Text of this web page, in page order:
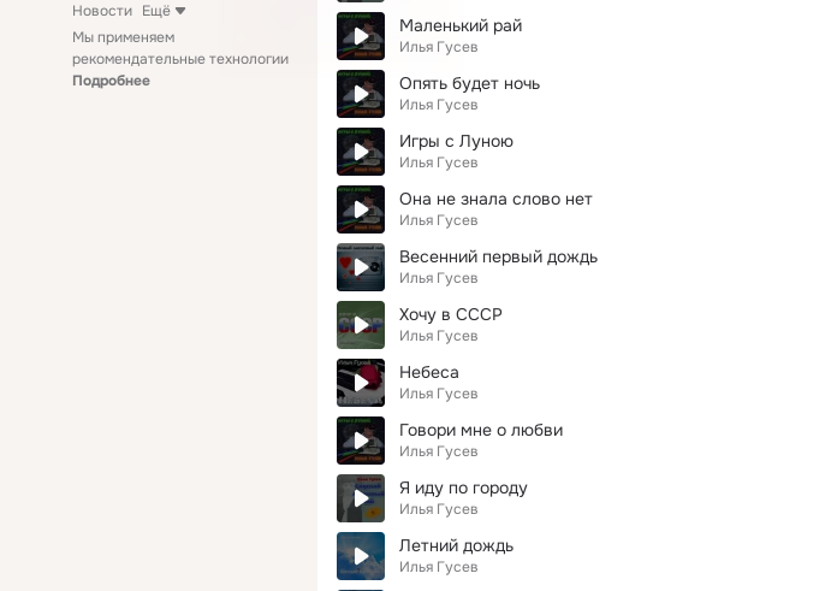
Новости Ещё
Мы применяем
рекомендательные технологии
Подробнее
Маленький рай
Илья Гусев
Опять будет ночь
Илья Гусев
Игры с Луною
Илья Гусев
Она не знала слово нет
Илья Гусев
Весенний первый дождь
Илья Гусев
Хочу в СССР
Илья Гусев
Небеса
Илья Гусев
Говори мне о любви
Илья Гусев
Я иду по городу
Илья Гусев
Летний дождь
Илья Гусев